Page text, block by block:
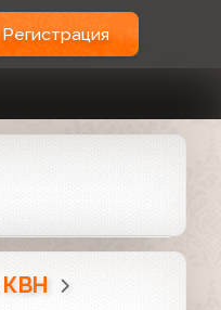
Регистрация
КВН